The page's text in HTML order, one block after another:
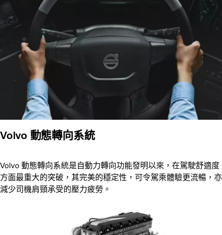
Volvo 動態轉向系統
Volvo 動態轉向系統是自動力轉向功能發明以來，在駕駛舒適度
方面最重大的突破，其完美的穩定性，可令駕乘體驗更流暢，亦
減少司機肩頸承受的壓力疲勞。